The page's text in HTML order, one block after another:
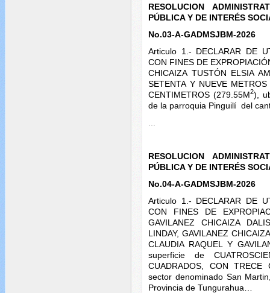
RESOLUCION
PÚBLICA Y DE INTERÉS
No.03-A-GADMSJBM-2026
Articulo 1.- DECLARAR DE
CON FINES DE
CHICAIZA TUSTÓN ELSIA
SETENTA Y NUEVE
CENTIMETROS (279.55M2),
de la parroquia Pinguilí del
RESOLUCION
PÚBLICA Y DE INTERÉS
No.04-A-GADMSJBM-2026
Articulo 1.- DECLARAR DE
CON FINES DE
GAVILANEZ CHICAIZA
LINDAY, GAVILANEZ
CLAUDIA RAQUEL Y
superficie de
CUADRADOS, CON TRECE
sector denominado San
Provincia de Tungurahua…